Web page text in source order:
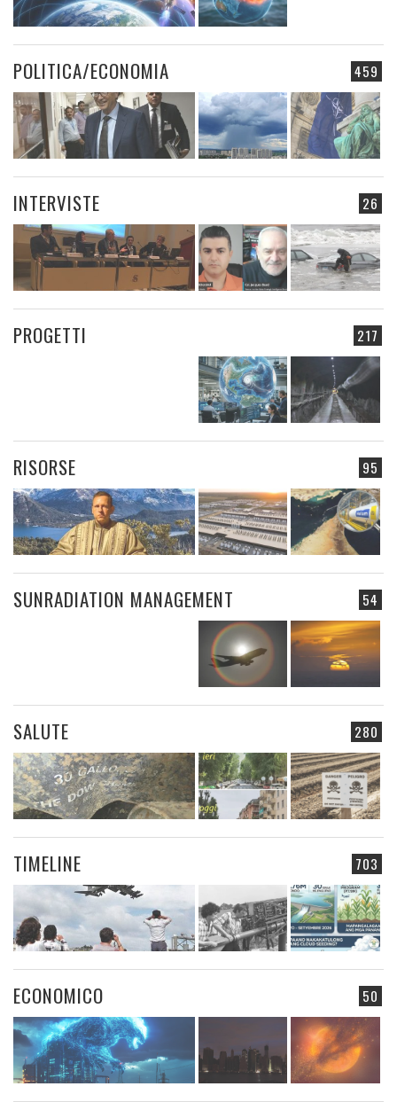
459
POLITICA/ECONOMIA
26
INTERVISTE
217
PROGETTI
95
RISORSE
54
SUNRADIATION MANAGEMENT
280
SALUTE
703
TIMELINE
50
ECONOMICO